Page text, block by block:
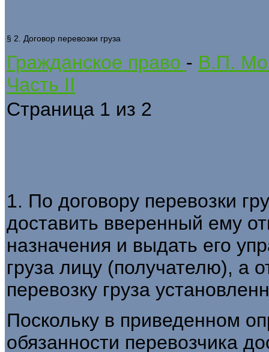
§ 2. Договор перевозки груза
Гражданское право - В.П.
Часть II
Страница 1 из 2
1. По договору перевозки
доставить вверенный ему
назначения и выдать его
груза лицу (получателю), а
перевозку груза
Поскольку в приведенном
обязанности перевозчика